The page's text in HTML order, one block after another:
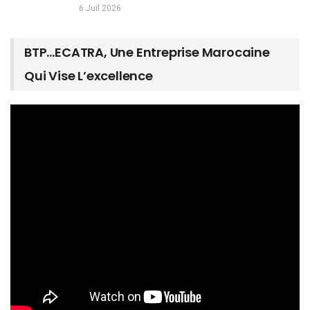
6 Juil 2026
BTP…ECATRA, Une Entreprise Marocaine
Qui Vise L’excellence